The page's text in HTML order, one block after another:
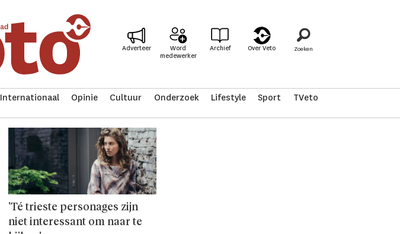
Adverteer
Word
medewerker
Archief Over Veto
Internationaal Opinie Cultuur Onderzoek Lifestyle Sport TVeto
'Té trieste personages zijn
niet interessant om naar te